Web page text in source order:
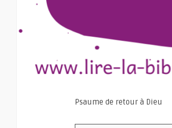
Psaume de retour à Dieu